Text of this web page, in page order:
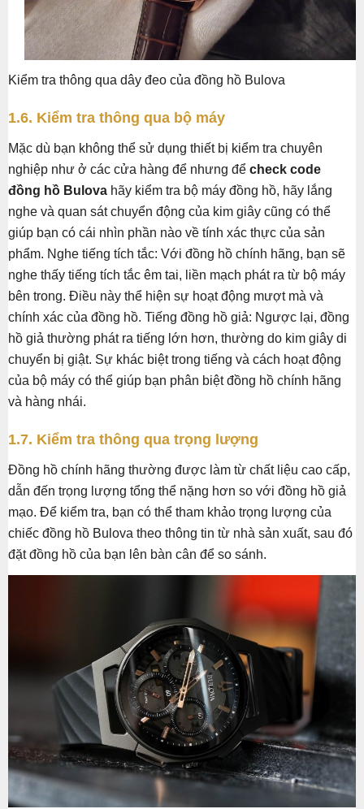
Kiểm tra thông qua dây đeo của đồng hồ Bulova
1.6. Kiểm tra thông qua bộ máy
Mặc dù bạn không thể sử dụng thiết bị kiểm tra chuyên
nghiệp như ở các cửa hàng để nhưng để check code
đồng hồ Bulova hãy kiểm tra bộ máy đồng hồ, hãy lắng
nghe và quan sát chuyển động của kim giây cũng có thể
giúp bạn có cái nhìn phần nào về tính xác thực của sản
phẩm. Nghe tiếng tích tắc: Với đồng hồ chính hãng, bạn sẽ
nghe thấy tiếng tích tắc êm tai, liền mạch phát ra từ bộ máy
bên trong. Điều này thể hiện sự hoạt động mượt mà và
chính xác của đồng hồ. Tiếng đồng hồ giả: Ngược lại, đồng
hồ giả thường phát ra tiếng lớn hơn, thường do kim giây di
chuyển bị giật. Sự khác biệt trong tiếng và cách hoạt động
của bộ máy có thể giúp bạn phân biệt đồng hồ chính hãng
và hàng nhái.
1.7. Kiểm tra thông qua trọng lượng
Đồng hồ chính hãng thường được làm từ chất liệu cao cấp,
dẫn đến trọng lượng tổng thể nặng hơn so với đồng hồ giả
mạo. Để kiểm tra, bạn có thể tham khảo trọng lượng của
chiếc đồng hồ Bulova theo thông tin từ nhà sản xuất, sau đó
đặt đồng hồ của bạn lên bàn cân để so sánh.